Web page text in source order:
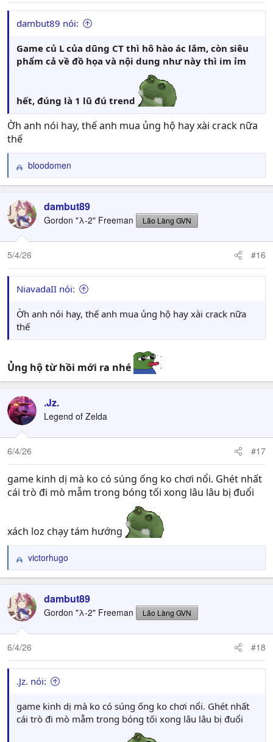
dambut89 nói:
Game củ L của dũng CT thì hô hào ác lắm, còn siêu
phẩm cả về đồ họa và nội dung như này thì im ỉm
hết, đúng là 1 lũ đú trend
Ờh anh nói hay, thế anh mua ủng hộ hay xài crack nữa
thế
R
e
c
t
i
o
n
:
bloodomen
dambut89
Gordon "λ-2" Freeman Lão Làng GVN
5/4/26 #16
NiavadaII nói:
Ờh anh nói hay, thế anh mua ủng hộ hay xài crack nữa
thế
Ủng hộ từ hồi mới ra nhé
.Jz.
Legend of Zelda
6/4/26 #17
game kinh dị mà ko có súng ống ko chơi nổi. Ghét nhất
cái trò đi mò mẫm trong bóng tối xong lâu lâu bị đuổi
xách loz chạy tám hướng
R
e
c
t
i
o
n
:
victorhugo
dambut89
Gordon "λ-2" Freeman Lão Làng GVN
6/4/26 #18
.Jz. nói:
game kinh dị mà ko có súng ống ko chơi nổi. Ghét nhất
cái trò đi mò mẫm trong bóng tối xong lâu lâu bị đuổi